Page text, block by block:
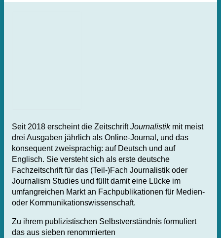
Seit 2018 erscheint die ZeitschriftJournalistikmit meist
drei Ausgaben jährlich als Online-Journal, und das
konsequent zweisprachig: auf Deutsch und auf
Englisch. Sie versteht sich als erste deutsche
Fachzeitschrift für das (Teil-)Fach Journalistik oder
Journalism Studies und füllt damit eine Lücke im
umfangreichen Markt an Fachpublikationen für Medien-
oder Kommunikationswissenschaft.
Zu ihrem publizistischen Selbstverständnis formuliert
das aus sieben renommierten